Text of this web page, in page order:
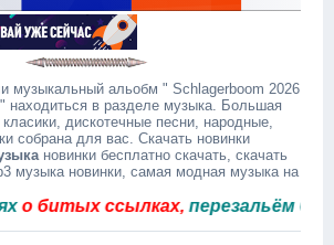
музыкальный альобм " Schlagerboom 2026
находиться в разделе музыка. Большая
дискотечные песни, народные,
собрана для вас. Скачать новинки
новинки бесплатно скачать, скачать
музыка новинки, самая модная музыка на
ссылках,перезальём быстро.